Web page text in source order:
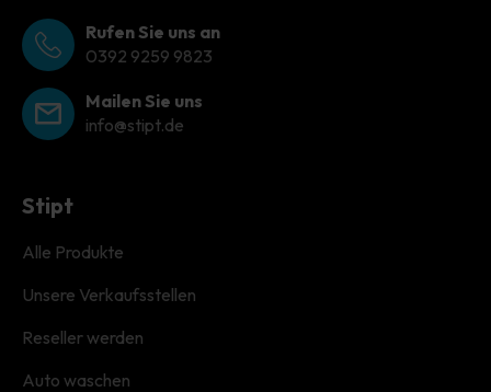
Rufen Sie uns an
0392 9259 9823
Mailen Sie uns
info@stipt.de
Stipt
Alle Produkte
Unsere Verkaufsstellen
Reseller werden
Auto waschen